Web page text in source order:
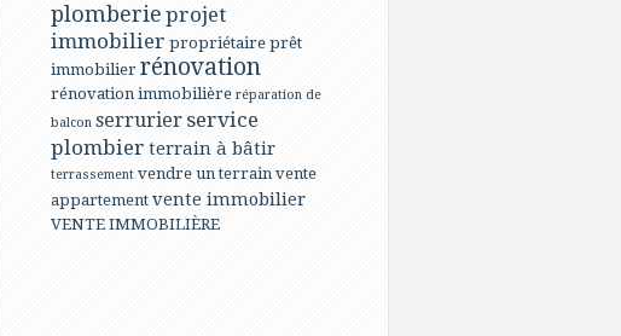
plomberie projet
immobilier propriétaire prêt
immobilier rénovation
rénovation immobilière réparation de
balcon serrurier service
plombier terrain à bâtir
terrassement vendre un terrain vente
appartement vente immobilier
VENTE IMMOBILIÈRE